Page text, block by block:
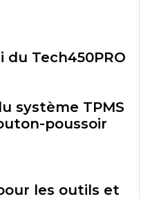
Tech450PRO
système TPMS
poussoir
les outils et